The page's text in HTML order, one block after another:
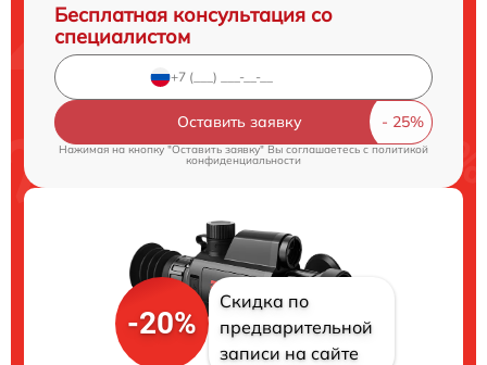
Бесплатная консультация со
специалистом
Оставить заявку
Нажимая на кнопку "Оставить заявку" Вы соглашаетесь cполитикой
конфиденциальности
-20%
Скидка по
предварительной
записи на сайте